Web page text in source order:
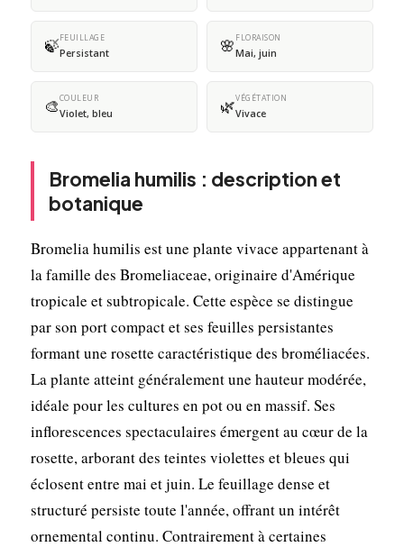
🍃FEUILLAGE
Persistant 🌸 FLORAISON
Mai, juin
🎨COULEUR
Violet, bleu 🌿VÉGÉTATION
Vivace
Bromelia humilis : description et
botanique
Bromelia humilis est une plante vivace appartenant à
la famille des Bromeliaceae, originaire d'Amérique
tropicale et subtropicale. Cette espèce se distingue
par son port compact et ses feuilles persistantes
formant une rosette caractéristique des broméliacées.
La plante atteint généralement une hauteur modérée,
idéale pour les cultures en pot ou en massif. Ses
inflorescences spectaculaires émergent au cœur de la
rosette, arborant des teintes violettes et bleues qui
éclosent entre mai et juin. Le feuillage dense et
structuré persiste toute l'année, offrant un intérêt
ornemental continu. Contrairement à certaines